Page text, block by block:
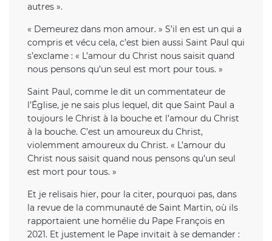
autres ».
« Demeurez dans mon amour. » S’il en est un qui a
compris et vécu cela, c’est bien aussi Saint Paul qui
s’exclame : « L’amour du Christ nous saisit quand
nous pensons qu’un seul est mort pour tous. »
Saint Paul, comme le dit un commentateur de
l’Église, je ne sais plus lequel, dit que Saint Paul a
toujours le Christ à la bouche et l’amour du Christ
à la bouche. C’est un amoureux du Christ,
violemment amoureux du Christ. « L’amour du
Christ nous saisit quand nous pensons qu’un seul
est mort pour tous. »
Et je relisais hier, pour la citer, pourquoi pas, dans
la revue de la communauté de Saint Martin, où ils
rapportaient une homélie du Pape François en
2021. Et justement le Pape invitait à se demander :